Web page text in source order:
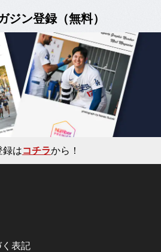
ジン登録（無料）
はコチラから！
表記